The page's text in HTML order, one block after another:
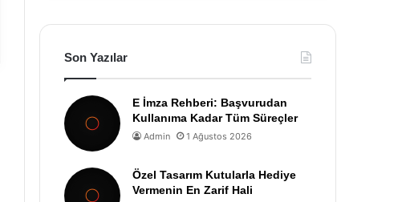
Son Yazılar
E İmza Rehberi: Başvurudan
Kullanıma Kadar Tüm Süreçler
Admin 1 Ağustos 2026
Özel Tasarım Kutularla Hediye
Vermenin En Zarif Hali